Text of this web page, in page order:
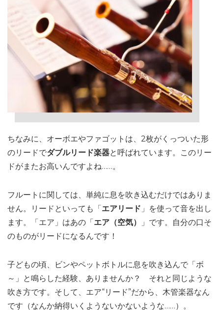
ちなみに、オーボエやファゴットは、2枚がくっついた形
のリードでダブルリード楽器と呼ばれています。このリー
ドがまたお高いんですよね……。
フルートに関しては、単純に息を吹き込むだけではありま
せん。リードといっても「エアリード 」を使って音を出し
ます。「エア」はあの「エア（空気）
」です。自分の口そ
のものがリードになるんです！
子どもの頃、ビンやペットボトルに息を吹き込んで「ボ
～」と鳴らした経験、ありませんか？ それと同じような
吹き方です。そして、エア“リード”だから、木管楽器なん
です（なんか納得いくようないかないような……）。